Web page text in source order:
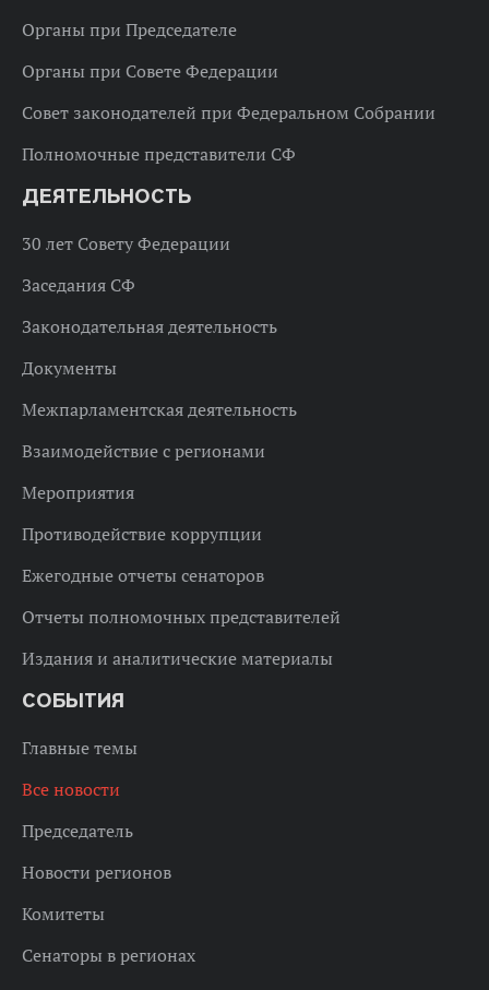
Органы при Председателе
Органы при Совете Федерации
Совет законодателей при Федеральном Собрании
Полномочные представители СФ
ДЕЯТЕЛЬНОСТЬ
30 лет Совету Федерации
Заседания СФ
Законодательная деятельность
Документы
Межпарламентская деятельность
Взаимодействие с регионами
Мероприятия
Противодействие коррупции
Ежегодные отчеты сенаторов
Отчеты полномочных представителей
Издания и аналитические материалы
СОБЫТИЯ
Главные темы
Все новости
Председатель
Новости регионов
Комитеты
Сенаторы в регионах